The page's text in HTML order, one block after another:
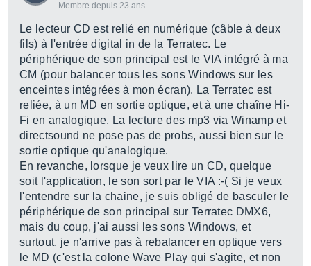
Membre depuis 23 ans
Le lecteur CD est relié en numérique (câble à deux
fils) à l'entrée digital in de la Terratec. Le
périphérique de son principal est le VIA intégré à ma
CM (pour balancer tous les sons Windows sur les
enceintes intégrées à mon écran). La Terratec est
reliée, à un MD en sortie optique, et à une chaîne Hi-
Fi en analogique. La lecture des mp3 via Winamp et
directsound ne pose pas de probs, aussi bien sur le
sortie optique qu'analogique.
En revanche, lorsque je veux lire un CD, quelque
soit l'application, le son sort par le VIA :-( Si je veux
l'entendre sur la chaine, je suis obligé de basculer le
périphérique de son principal sur Terratec DMX6,
mais du coup, j'ai aussi les sons Windows, et
surtout, je n'arrive pas à rebalancer en optique vers
le MD (c'est la colone Wave Play qui s'agite, et non